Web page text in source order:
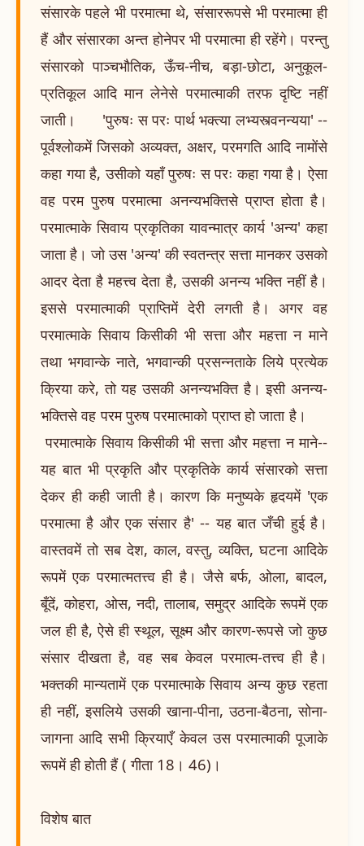
संसारके पहले भी परमात्मा थे, संसाररूपसे भी परमात्मा ही
हैं और संसारका अन्त होनेपर भी परमात्मा ही रहेंगे। परन्तु
संसारको पाञ्चभौतिक, ऊँच-नीच, बड़ा-छोटा, अनुकूल-
प्रतिकूल आदि मान लेनेसे परमात्माकी तरफ दृष्टि नहीं
जाती। 'पुरुषः स परः पार्थ भक्त्या लभ्यस्त्वनन्यया' --
पूर्वश्लोकमें जिसको अव्यक्त, अक्षर, परमगति आदि नामोंसे
कहा गया है, उसीको यहाँ पुरुषः स परः कहा गया है। ऐसा
वह परम पुरुष परमात्मा अनन्यभक्तिसे प्राप्त होता है।
परमात्माके सिवाय प्रकृतिका यावन्मात्र कार्य 'अन्य' कहा
जाता है। जो उस 'अन्य' की स्वतन्त्र सत्ता मानकर उसको
आदर देता है महत्त्व देता है, उसकी अनन्य भक्ति नहीं है।
इससे परमात्माकी प्राप्तिमें देरी लगती है। अगर वह
परमात्माके सिवाय किसीकी भी सत्ता और महत्ता न माने
तथा भगवान्के नाते, भगवान्की प्रसन्नताके लिये प्रत्येक
क्रिया करे, तो यह उसकी अनन्यभक्ति है। इसी अनन्य-
भक्तिसे वह परम पुरुष परमात्माको प्राप्त हो जाता है।
परमात्माके सिवाय किसीकी भी सत्ता और महत्ता न माने--
यह बात भी प्रकृति और प्रकृतिके कार्य संसारको सत्ता
देकर ही कही जाती है। कारण कि मनुष्यके हृदयमें 'एक
परमात्मा है और एक संसार है' -- यह बात जँची हुई है।
वास्तवमें तो सब देश, काल, वस्तु, व्यक्ति, घटना आदिके
रूपमें एक परमात्मतत्त्व ही है। जैसे बर्फ, ओला, बादल,
बूँदें, कोहरा, ओस, नदी, तालाब, समुद्र आदिके रूपमें एक
जल ही है, ऐसे ही स्थूल, सूक्ष्म और कारण-रूपसे जो कुछ
संसार दीखता है, वह सब केवल परमात्म-तत्त्व ही है।
भक्तकी मान्यतामें एक परमात्माके सिवाय अन्य कुछ रहता
ही नहीं, इसलिये उसकी खाना-पीना, उठना-बैठना, सोना-
जागना आदि सभी क्रियाएँ केवल उस परमात्माकी पूजाके
रूपमें ही होती हैं ( गीता 18। 46)।
विशेष बात